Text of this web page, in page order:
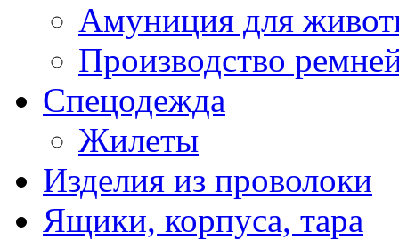
Амуниция для
Производство
Спецодежда
Жилеты
Изделия из проволоки
Ящики, корпуса, тара